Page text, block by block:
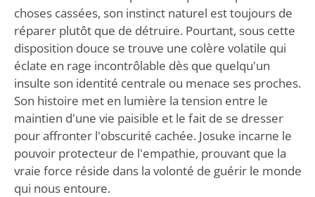
choses cassées, son instinct naturel est toujours de
réparer plutôt que de détruire. Pourtant, sous cette
disposition douce se trouve une colère volatile qui
éclate en rage incontrôlable dès que quelqu'un
insulte son identité centrale ou menace ses proches.
Son histoire met en lumière la tension entre le
maintien d'une vie paisible et le fait de se dresser
pour affronter l'obscurité cachée. Josuke incarne le
pouvoir protecteur de l'empathie, prouvant que la
vraie force réside dans la volonté de guérir le monde
qui nous entoure.